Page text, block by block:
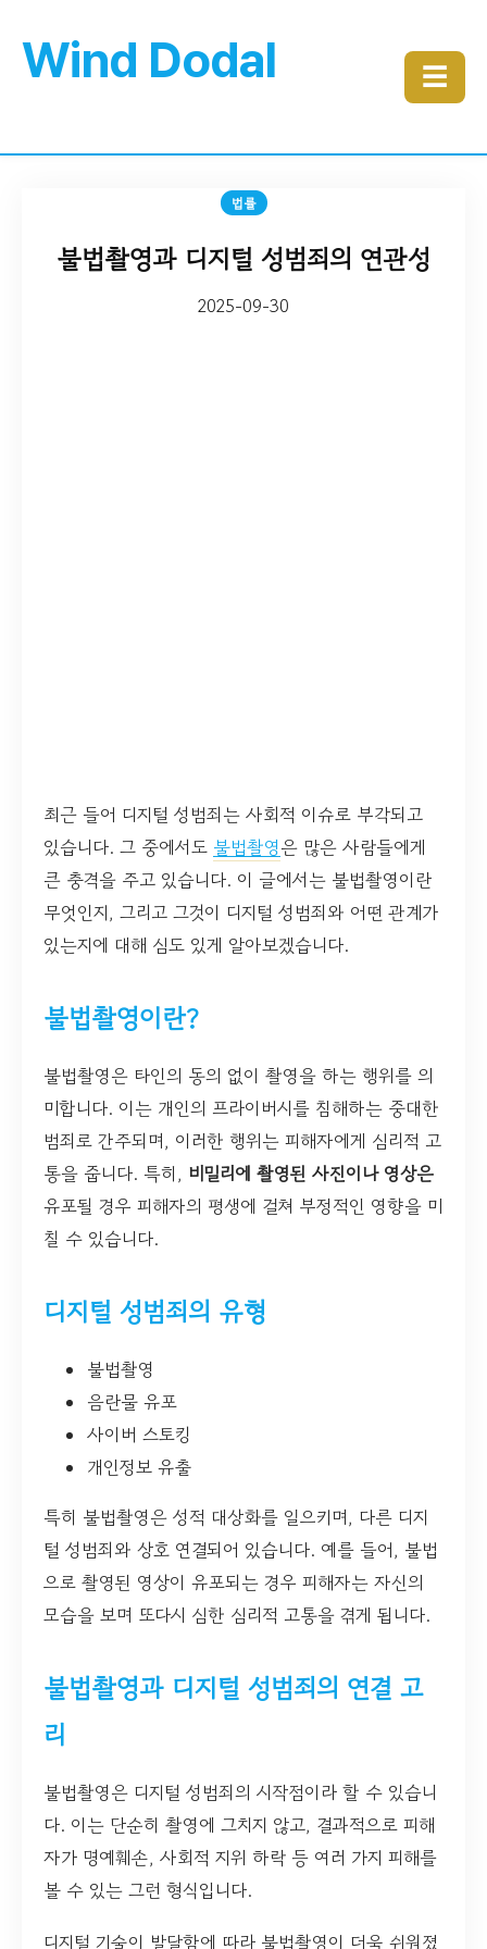
Wind Dodal ☰
법률
불법촬영과 디지털 성범죄의 연관성
2025-09-30
최근 들어 디지털 성범죄는 사회적 이슈로 부각되고
있습니다. 그 중에서도 불법촬영은 많은 사람들에게
큰 충격을 주고 있습니다. 이 글에서는 불법촬영이란
무엇인지, 그리고 그것이 디지털 성범죄와 어떤 관계가
있는지에 대해 심도 있게 알아보겠습니다.
불법촬영이란?
불법촬영은 타인의 동의 없이 촬영을 하는 행위를 의
미합니다. 이는 개인의 프라이버시를 침해하는 중대한
범죄로 간주되며, 이러한 행위는 피해자에게 심리적 고
통을 줍니다. 특히, 비밀리에 촬영된 사진이나 영상은
유포될 경우 피해자의 평생에 걸쳐 부정적인 영향을 미
칠 수 있습니다.
디지털 성범죄의 유형
불법촬영
음란물 유포
사이버 스토킹
개인정보 유출
특히 불법촬영은 성적 대상화를 일으키며, 다른 디지
털 성범죄와 상호 연결되어 있습니다. 예를 들어, 불법
으로 촬영된 영상이 유포되는 경우 피해자는 자신의
모습을 보며 또다시 심한 심리적 고통을 겪게 됩니다.
불법촬영과 디지털 성범죄의 연결 고
리
불법촬영은 디지털 성범죄의 시작점이라 할 수 있습니
다. 이는 단순히 촬영에 그치지 않고, 결과적으로 피해
자가 명예훼손, 사회적 지위 하락 등 여러 가지 피해를
볼 수 있는 그런 형식입니다.
디지털 기술이 발달함에 따라 불법촬영이 더욱 쉬워졌